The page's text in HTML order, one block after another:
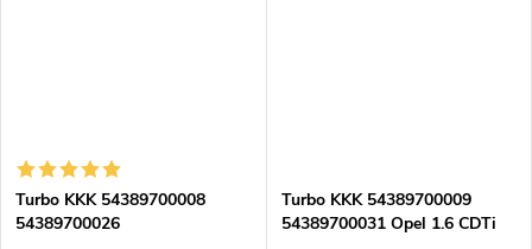
Turbo KKK 54389700008
54389700026
Turbo KKK 54389700009
54389700031 Opel 1.6 CDTi